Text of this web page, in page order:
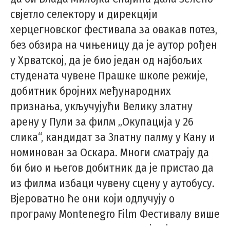
свјетло селектору и дирекцији
херцегновског фестивала за овакав потез,
без обзира на чињеницу да је аутор рођен
у Хрватској, да је био један од најбољих
студената чувене Прашке школе режије,
добитник бројних међународних
признања, укључујући Велику златну
арену у Пули за филм „Окупација у 26
слика“, кандидат за Златну палму у Кану и
номинован за Оскара. Многи сматрају да
би био и његов добитник да је пристао да
из филма избаци чувену сцену у аутобусу.
Вјероватно ће они који одлучују о
програму Montenegro Film Фестивалу више